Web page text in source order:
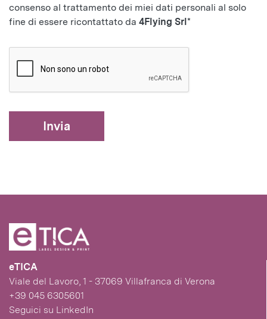
consenso al trattamento dei miei dati personali al solo
fine di essere ricontattato da 4Flying Srl *
Invia
eTICA
Viale del Lavoro, 1 - 37069 Villafranca di Verona
+39 045 6305601
Seguici su LinkedIn